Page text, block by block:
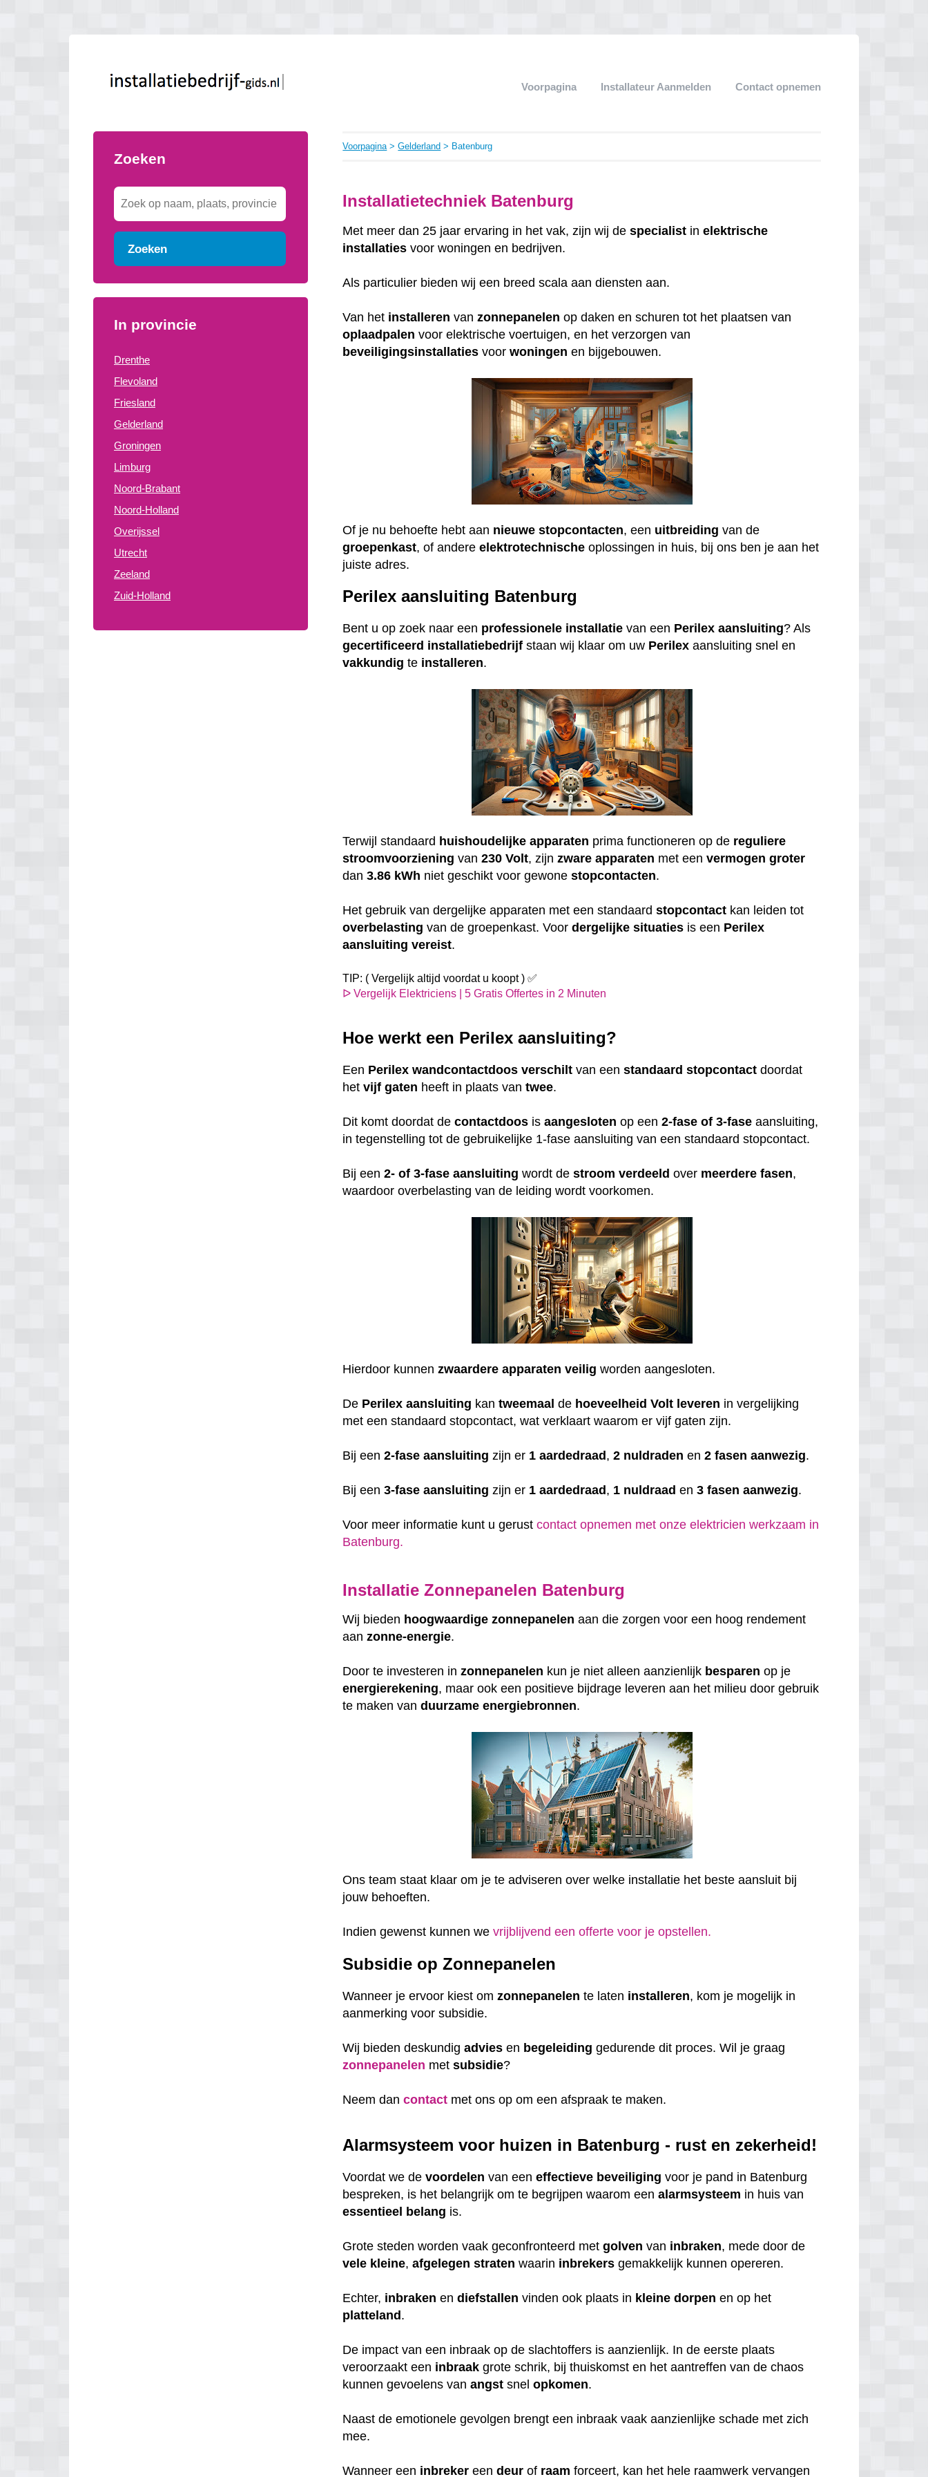
Voorpagina Installateur Aanmelden Contact opnemen
Zoeken
Zoeken
In provincie
Drenthe
Flevoland
Friesland
Gelderland
Groningen
Limburg
Noord-Brabant
Noord-Holland
Overijssel
Utrecht
Zeeland
Zuid-Holland
Voorpagina>Gelderland > Batenburg
Installatietechniek Batenburg
Met meer dan 25 jaar ervaring in het vak, zijn wij despecialist inelektrische
installaties voor woningen en bedrijven.
Als particulier bieden wij een breed scala aan diensten aan.
Van het installeren vanzonnepanelen op daken en schuren tot het plaatsen van
oplaadpalen voor elektrische voertuigen, en het verzorgen van
beveiligingsinstallaties voorwoningen en bijgebouwen.
Of je nu behoefte hebt aan nieuwe stopcontacten, een uitbreiding van de
groepenkast, of andereelektrotechnische oplossingen in huis, bij ons ben je aan het
juiste adres.
Perilex aansluiting Batenburg
Bent u op zoek naar een professionele installatie van een Perilex aansluiting? Als
gecertificeerd installatiebedrijf staan wij klaar om uw Perilex aansluiting snel en
vakkundig te installeren.
Terwijl standaard huishoudelijke apparaten prima functioneren op de reguliere
stroomvoorziening van230 Volt, zijnzware apparaten met eenvermogen groter
dan3.86 kWh niet geschikt voor gewonestopcontacten.
Het gebruik van dergelijke apparaten met een standaardstopcontact kan leiden tot
overbelasting van de groepenkast. Voordergelijke situaties is een Perilex
aansluiting vereist.
TIP: ( Vergelijk altijd voordat u koopt ) ✅
ᐅ Vergelijk Elektriciens | 5 Gratis Offertes in 2 Minuten
Hoe werkt een Perilex aansluiting?
Een Perilex wandcontactdoos verschilt van eenstandaard stopcontact doordat
het vijf gaten heeft in plaats vantwee.
Dit komt doordat decontactdoos isaangesloten op een2-fase of 3-fase aansluiting,
in tegenstelling tot de gebruikelijke 1-fase aansluiting van een standaard stopcontact.
Bij een2- of 3-fase aansluiting wordt destroom verdeeld over meerdere fasen,
waardoor overbelasting van de leiding wordt voorkomen.
Hierdoor kunnenzwaardere apparaten veilig worden aangesloten.
De Perilex aansluiting kantweemaal de hoeveelheid Volt leveren in vergelijking
met een standaard stopcontact, wat verklaart waarom er vijf gaten zijn.
Bij een2-fase aansluiting zijn er 1 aardedraad,2 nuldraden en2 fasen aanwezig.
Bij een3-fase aansluiting zijn er 1 aardedraad, 1 nuldraad en3 fasen aanwezig.
Voor meer informatie kunt u gerustcontact opnemen met onze elektricien werkzaam in
Batenburg.
Installatie Zonnepanelen Batenburg
Wij bieden hoogwaardige zonnepanelen aan die zorgen voor een hoog rendement
aanzonne-energie.
Door te investeren inzonnepanelen kun je niet alleen aanzienlijk besparen op je
energierekening, maar ook een positieve bijdrage leveren aan het milieu door gebruik
te maken vanduurzame energiebronnen.
Ons team staat klaar om je te adviseren over welke installatie het beste aansluit bij
jouw behoeften.
Indien gewenst kunnen wevrijblijvend een offerte voor je opstellen.
Subsidie op Zonnepanelen
Wanneer je ervoor kiest omzonnepanelen te laten installeren, kom je mogelijk in
aanmerking voor subsidie.
Wij bieden deskundigadvies en begeleiding gedurende dit proces. Wil je graag
zonnepanelen metsubsidie?
Neem dancontact met ons op om een afspraak te maken.
Alarmsysteem voor huizen in Batenburg - rust en zekerheid!
Voordat we devoordelen van eeneffectieve beveiliging voor je pand in Batenburg
bespreken, is het belangrijk om te begrijpen waarom eenalarmsysteem in huis van
essentieel belang is.
Grote steden worden vaak geconfronteerd metgolven van inbraken, mede door de
vele kleine,afgelegen straten waarin inbrekers gemakkelijk kunnen opereren.
Echter, inbraken endiefstallen vinden ook plaats in kleine dorpen en op het
platteland.
De impact van een inbraak op de slachtoffers is aanzienlijk. In de eerste plaats
veroorzaakt een inbraak grote schrik, bij thuiskomst en het aantreffen van de chaos
kunnen gevoelens vanangst snelopkomen.
Naast de emotionele gevolgen brengt een inbraak vaak aanzienlijke schade met zich
mee.
Wanneer een inbreker eendeur of raam forceert, kan het hele raamwerk vervangen